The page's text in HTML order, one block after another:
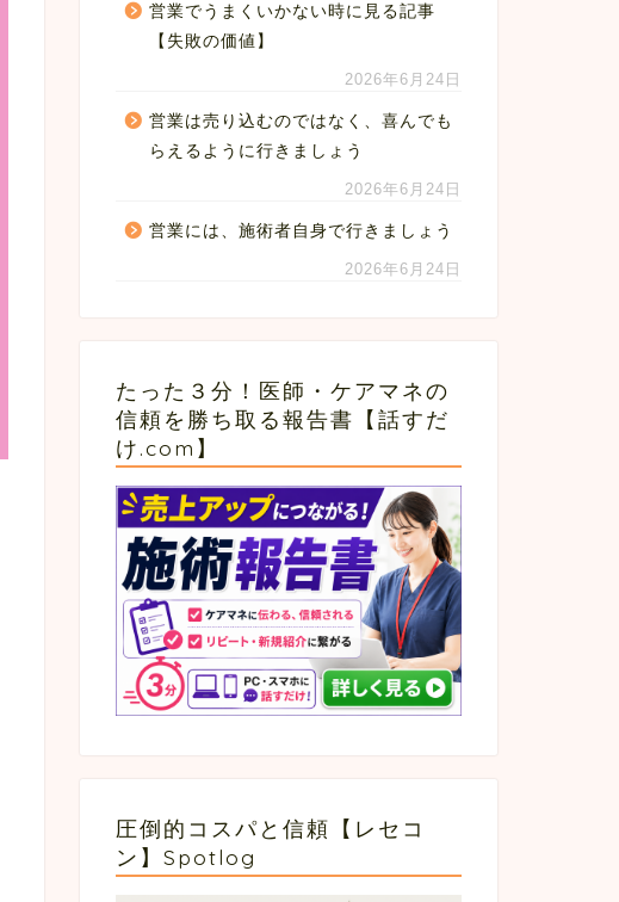
営業でうまくいかない時に見る記事
【失敗の価値】
2026年6月24日
営業は売り込むのではなく、喜んでも
らえるように行きましょう
2026年6月24日
営業には、施術者自身で行きましょう
2026年6月24日
たった３分！医師・ケアマネの
信頼を勝ち取る報告書【話すだ
け.com】
圧倒的コスパと信頼【レセコ
ン】Spotlog